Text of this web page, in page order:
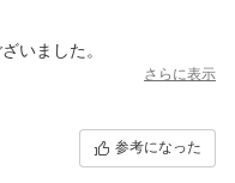
いました。
さらに表示
参考になった